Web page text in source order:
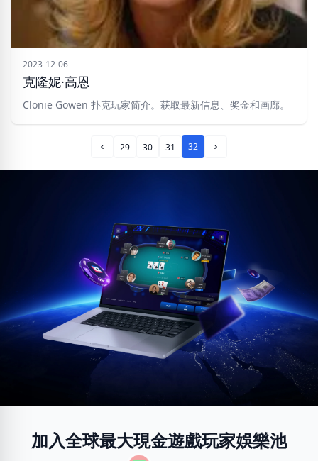
2023-12-06
克隆妮·高恩
Clonie Gowen 扑克玩家简介。获取最新信息、奖金和画廊。
Prev Page
29 30 31 32 Next Page
加入全球最大現金遊戲玩家娛樂池